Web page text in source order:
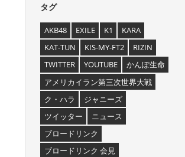
タグ
AKB48 EXILE K1
KARA
KAT-TUN
KIS-MY-FT2
RIZIN
TWITTER
YOUTUBE
かんぽ生命
アメリカイラン第三次世界大戦
ク・ハラ
ジャニーズ
ツイッター
ニュース
ブロードリンク
ブロードリンク 会見